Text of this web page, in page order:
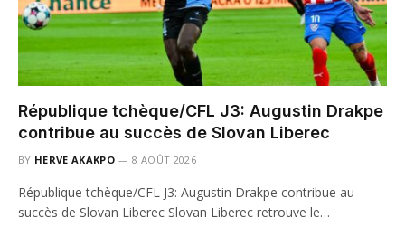
République tchèque/CFL J3: Augustin Drakpe
contribue au succès de Slovan Liberec
BY HERVE AKAKPO 8 AOÛT 2026
République tchèque/CFL J3: Augustin Drakpe contribue au
succès de Slovan Liberec Slovan Liberec retrouve le…